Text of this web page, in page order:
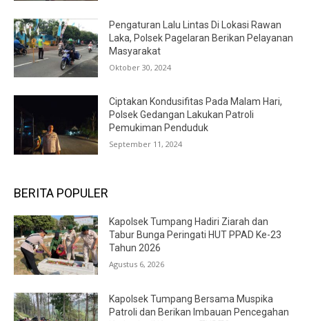
Pengaturan Lalu Lintas Di Lokasi Rawan
Laka, Polsek Pagelaran Berikan Pelayanan
Masyarakat
Oktober 30, 2024
Ciptakan Kondusifitas Pada Malam Hari,
Polsek Gedangan Lakukan Patroli
Pemukiman Penduduk
September 11, 2024
BERITA POPULER
Kapolsek Tumpang Hadiri Ziarah dan
Tabur Bunga Peringati HUT PPAD Ke-23
Tahun 2026
Agustus 6, 2026
Kapolsek Tumpang Bersama Muspika
Patroli dan Berikan Imbauan Pencegahan